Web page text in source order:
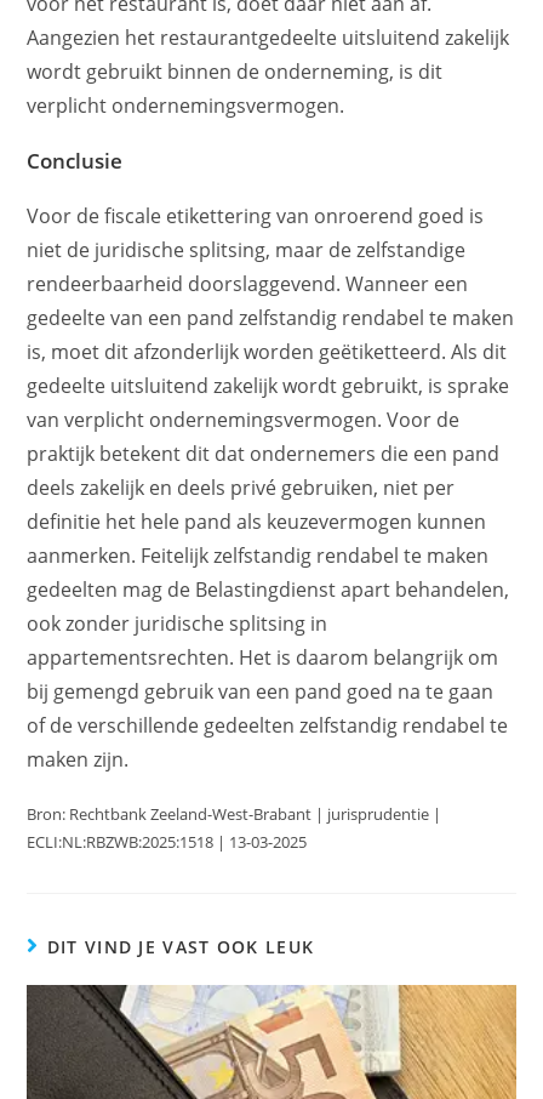
Aangezien het restaurantgedeelte uitsluitend zakelijk
wordt gebruikt binnen de onderneming, is dit
verplicht ondernemingsvermogen.
Conclusie
Voor de fiscale etikettering van onroerend goed is
niet de juridische splitsing, maar de zelfstandige
rendeerbaarheid doorslaggevend. Wanneer een
gedeelte van een pand zelfstandig rendabel te maken
is, moet dit afzonderlijk worden geëtiketteerd. Als dit
gedeelte uitsluitend zakelijk wordt gebruikt, is sprake
van verplicht ondernemingsvermogen. Voor de
praktijk betekent dit dat ondernemers die een pand
deels zakelijk en deels privé gebruiken, niet per
definitie het hele pand als keuzevermogen kunnen
aanmerken. Feitelijk zelfstandig rendabel te maken
gedeelten mag de Belastingdienst apart behandelen,
ook zonder juridische splitsing in
appartementsrechten. Het is daarom belangrijk om
bij gemengd gebruik van een pand goed na te gaan
of de verschillende gedeelten zelfstandig rendabel te
maken zijn.
Bron: Rechtbank Zeeland-West-Brabant | jurisprudentie |
ECLI:NL:RBZWB:2025:1518 | 13-03-2025
DIT VIND JE VAST OOK LEUK